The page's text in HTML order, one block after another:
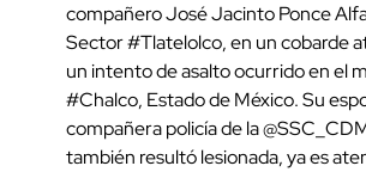
compañero José Jacinto Ponce
Sector #Tlatelolco, en un cobarde
un intento de asalto ocurrido en el
#Chalco, Estado de México. Su
compañera policía de la
también resultó lesionada, ya es